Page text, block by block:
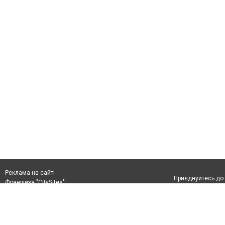
Реклама на сайті
Франшиза "CitySites"
Приєднуйтесь до